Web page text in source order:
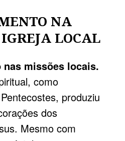
NA
LOCAL
nas missões locais.
como
produziu
dos
Mesmo com